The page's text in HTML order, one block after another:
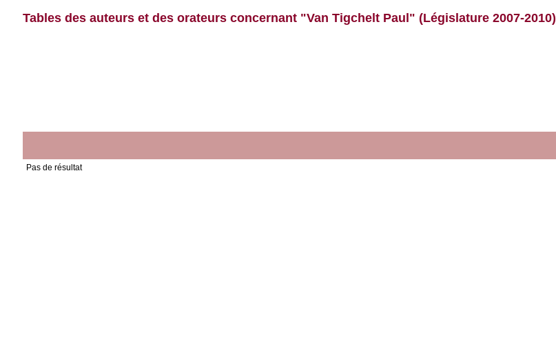
Tables des auteurs et des orateurs concernant "Van Tigchelt Paul" (Législature 2007-2010)
Pas de résultat